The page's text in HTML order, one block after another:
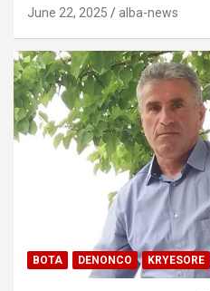
June 22, 2025 alba-news
BOTA DENONCO KRYESORE